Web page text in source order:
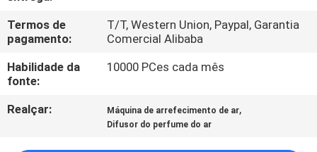
DA
QUALIDADE
NOS
Termos de
pagamento:
T/T, Western Union, Paypal, Garantia
Comercial Alibaba
Habilidade da
fonte:
10000 PCes cada mês
Realçar: Máquina de arrefecimento de ar,
Difusor do perfume do ar